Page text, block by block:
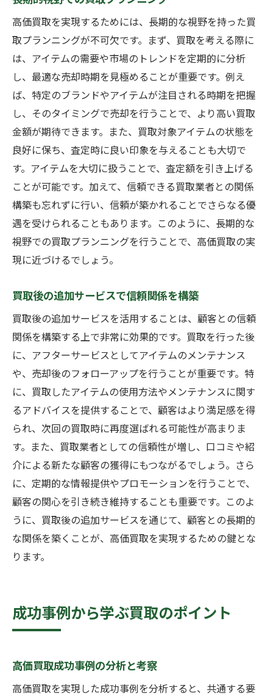
高価買取を実現するためには、長期的な視野を持った買
取プランニングが不可欠です。まず、買取を考える際に
は、アイテムの需要や市場のトレンドを定期的に分析
し、最適な売却時期を見極めることが重要です。例え
ば、特定のブランドやアイテムが注目される時期を把握
し、そのタイミングで売却を行うことで、より高い買取
金額が期待できます。また、買取対象アイテムの状態を
良好に保ち、査定時に良い印象を与えることも大切で
す。アイテムを大切に扱うことで、査定額を引き上げる
ことが可能です。加えて、信頼できる買取業者との関係
構築も忘れずに行い、信頼が築かれることでさらなる優
遇を受けられることもあります。このように、長期的な
視野での買取プランニングを行うことで、高価買取の実
現に近づけるでしょう。
買取後の追加サービスで信頼関係を構築
買取後の追加サービスを活用することは、顧客との信頼
関係を構築する上で非常に効果的です。買取を行った後
に、アフターサービスとしてアイテムのメンテナンス
や、売却後のフォローアップを行うことが重要です。特
に、買取したアイテムの使用方法やメンテナンスに関す
るアドバイスを提供することで、顧客はより満足感を得
られ、次回の買取時に再度選ばれる可能性が高まりま
す。また、買取業者としての信頼性が増し、口コミや紹
介による新たな顧客の獲得にもつながるでしょう。さら
に、定期的な情報提供やプロモーションを行うことで、
顧客の関心を引き続き維持することも重要です。このよ
うに、買取後の追加サービスを通じて、顧客との長期的
な関係を築くことが、高価買取を実現するための鍵とな
ります。
成功事例から学ぶ買取のポイント
高価買取成功事例の分析と考察
高価買取を実現した成功事例を分析すると、共通する要